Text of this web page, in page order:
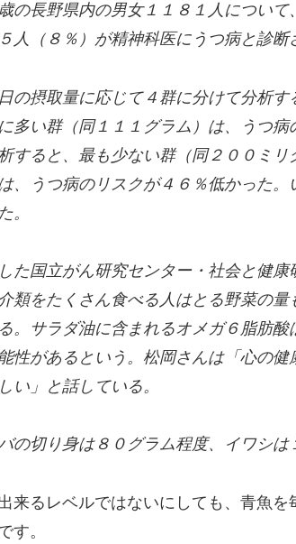
の長野県内の男女１１８１人について
人（８％）が精神科医にうつ病と診断
の摂取量に応じて４群に分けて分析
多い群（同１１１グラム）は、うつ
すると、最も少ない群（同２００ミ
、うつ病のリスクが４６％低かった
。
た国立がん研究センター・社会と健康
類をたくさん食べる人はとる野菜の
。サラダ油に含まれるオメガ６脂肪
性があるという。松岡さんは「心の
い」と話している。
の切り身は８０グラム程度、イワシは
来るレベルではないにしても、青魚
す。